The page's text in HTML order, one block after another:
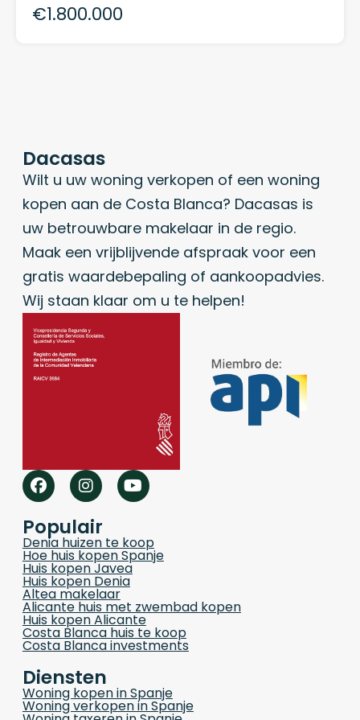
€1.800.000
Dacasas
Wilt u uw woning verkopen of een woning
kopen aan de Costa Blanca? Dacasas is
uw betrouwbare makelaar in de regio.
Maak een vrijblijvende afspraak voor een
gratis waardebepaling of aankoopadvies.
Wij staan klaar om u te helpen!
Populair
Denia huizen te koop
Hoe huis kopen Spanje
Huis kopen Javea
Huis kopen Denia
Altea makelaar
Alicante huis met zwembad kopen
Huis kopen Alicante
Costa Blanca huis te koop
Costa Blanca investments
Diensten
Woning kopen in Spanje
Woning verkopen in Spanje